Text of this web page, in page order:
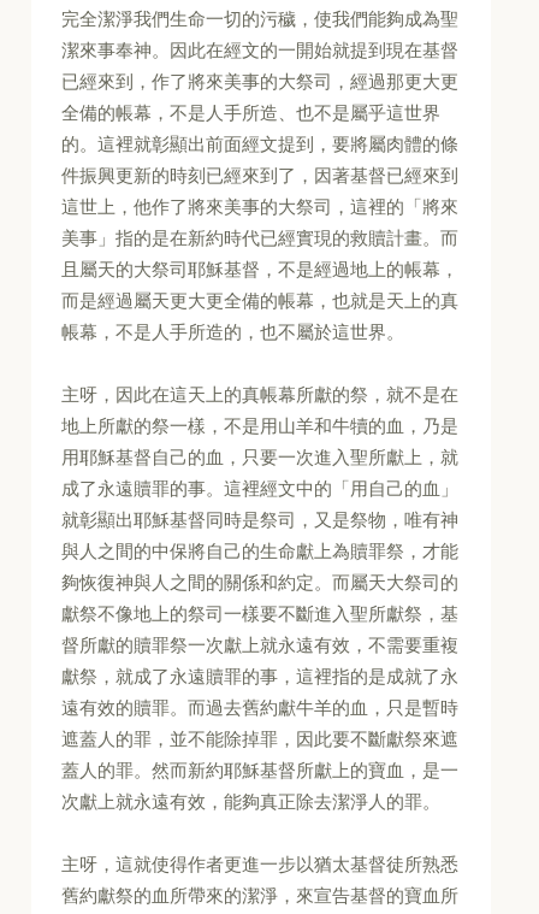
完全潔淨我們生命一切的污穢，使我們能夠成為聖
潔來事奉神。因此在經文的一開始就提到現在基督
已經來到，作了將來美事的大祭司，經過那更大更
全備的帳幕，不是人手所造、也不是屬乎這世界
的。這裡就彰顯出前面經文提到，要將屬肉體的條
件振興更新的時刻已經來到了，因著基督已經來到
這世上，他作了將來美事的大祭司，這裡的「將來
美事」指的是在新約時代已經實現的救贖計畫。而
且屬天的大祭司耶穌基督，不是經過地上的帳幕，
而是經過屬天更大更全備的帳幕，也就是天上的真
帳幕，不是人手所造的，也不屬於這世界。
主呀，因此在這天上的真帳幕所獻的祭，就不是在
地上所獻的祭一樣，不是用山羊和牛犢的血，乃是
用耶穌基督自己的血，只要一次進入聖所獻上，就
成了永遠贖罪的事。這裡經文中的「用自己的血」
就彰顯出耶穌基督同時是祭司，又是祭物，唯有神
與人之間的中保將自己的生命獻上為贖罪祭，才能
夠恢復神與人之間的關係和約定。而屬天大祭司的
獻祭不像地上的祭司一樣要不斷進入聖所獻祭，基
督所獻的贖罪祭一次獻上就永遠有效，不需要重複
獻祭，就成了永遠贖罪的事，這裡指的是成就了永
遠有效的贖罪。而過去舊約獻牛羊的血，只是暫時
遮蓋人的罪，並不能除掉罪，因此要不斷獻祭來遮
蓋人的罪。然而新約耶穌基督所獻上的寶血，是一
次獻上就永遠有效，能夠真正除去潔淨人的罪。
主呀，這就使得作者更進一步以猶太基督徒所熟悉
舊約獻祭的血所帶來的潔淨，來宣告基督的寶血所